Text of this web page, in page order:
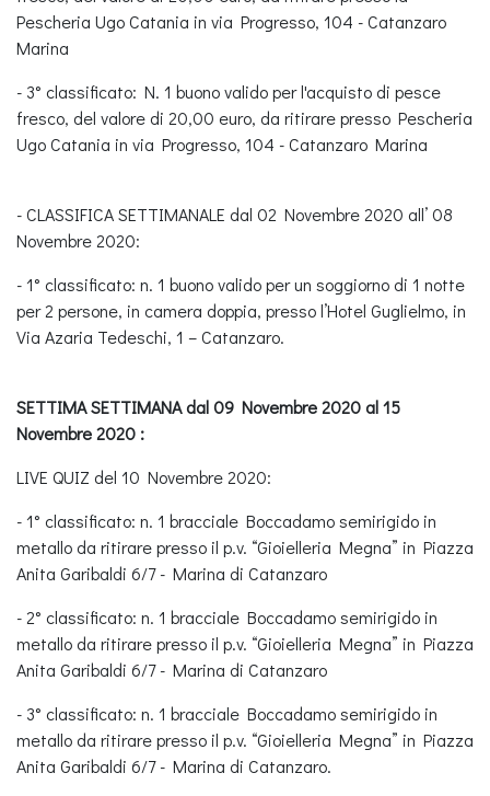
Pescheria Ugo Catania in via Progresso, 104 - Catanzaro
Marina
- 3° classificato: N. 1 buono valido per l'acquisto di pesce
fresco, del valore di 20,00 euro, da ritirare presso Pescheria
Ugo Catania in via Progresso, 104 - Catanzaro Marina
- CLASSIFICA SETTIMANALE dal 02 Novembre 2020 all’ 08
Novembre 2020:
- 1° classificato: n. 1 buono valido per un soggiorno di 1 notte
per 2 persone, in camera doppia, presso l’Hotel Guglielmo, in
Via Azaria Tedeschi, 1 – Catanzaro.
SETTIMA SETTIMANA dal 09 Novembre 2020 al 15
Novembre 2020 :
LIVE QUIZ del 10 Novembre 2020:
- 1° classificato: n. 1 bracciale Boccadamo semirigido in
metallo da ritirare presso il p.v. “Gioielleria Megna” in Piazza
Anita Garibaldi 6/7 - Marina di Catanzaro
- 2° classificato: n. 1 bracciale Boccadamo semirigido in
metallo da ritirare presso il p.v. “Gioielleria Megna” in Piazza
Anita Garibaldi 6/7 - Marina di Catanzaro
- 3° classificato: n. 1 bracciale Boccadamo semirigido in
metallo da ritirare presso il p.v. “Gioielleria Megna” in Piazza
Anita Garibaldi 6/7 - Marina di Catanzaro.